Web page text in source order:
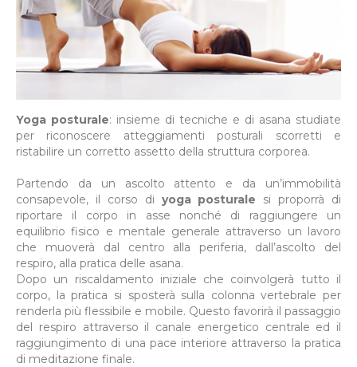
Yoga posturale: insieme di tecniche e di asana studiate
per riconoscere atteggiamenti posturali scorretti e
ristabilire un corretto assetto della struttura corporea.
Partendo da un ascolto attento e da un’immobilità
consapevole, il corso di yoga posturale si proporrà di
riportare il corpo in asse nonché di raggiungere un
equilibrio fisico e mentale generale attraverso un lavoro
che muoverà dal centro alla periferia, dall’ascolto del
respiro, alla pratica delle asana.
Dopo un riscaldamento iniziale che coinvolgerà tutto il
corpo, la pratica si sposterà sulla colonna vertebrale per
renderla più flessibile e mobile. Questo favorirà il passaggio
del respiro attraverso il canale energetico centrale ed il
raggiungimento di una pace interiore attraverso la pratica
di meditazione finale.